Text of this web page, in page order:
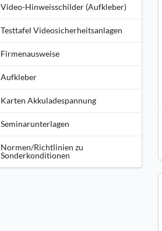
Video-Hinweisschilder (Aufkleber)
Testtafel Videosicherheitsanlagen
Firmenausweise
Aufkleber
Karten Akkuladespannung
Seminarunterlagen
Normen/Richtlinien zu
Sonderkonditionen